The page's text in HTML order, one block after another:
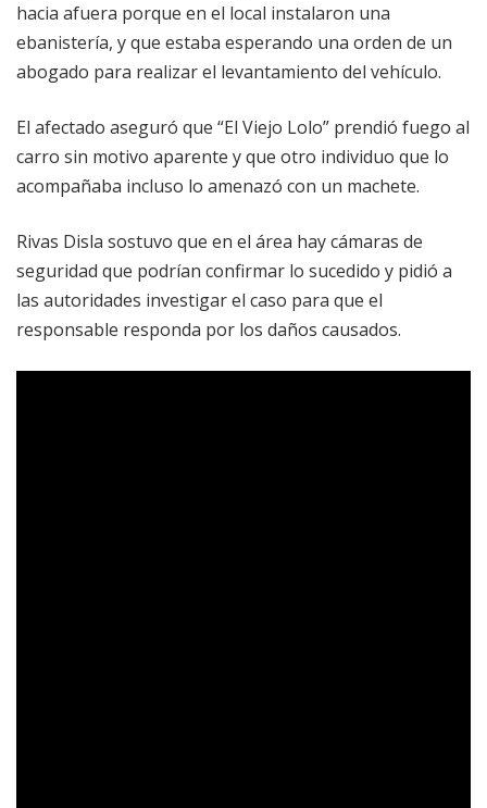
hacia afuera porque en el local instalaron una
ebanistería, y que estaba esperando una orden de un
abogado para realizar el levantamiento del vehículo.
El afectado aseguró que “El Viejo Lolo” prendió fuego al
carro sin motivo aparente y que otro individuo que lo
acompañaba incluso lo amenazó con un machete.
Rivas Disla sostuvo que en el área hay cámaras de
seguridad que podrían confirmar lo sucedido y pidió a
las autoridades investigar el caso para que el
responsable responda por los daños causados.